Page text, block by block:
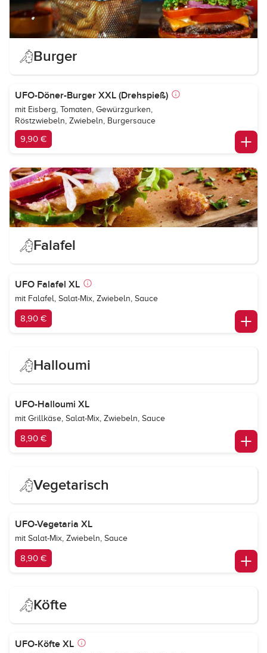
Burger
UFO-Döner-Burger XXL (Drehspieß)
mit Eisberg, Tomaten, Gewürzgurken,
Röstzwiebeln, Zwiebeln, Burgersauce
9,90 €
Falafel
UFO Falafel XL
mit Falafel, Salat-Mix, Zwiebeln, Sauce
8,90 €
Halloumi
UFO-Halloumi XL
mit Grillkäse, Salat-Mix, Zwiebeln, Sauce
8,90 €
Vegetarisch
UFO-Vegetaria XL
mit Salat-Mix, Zwiebeln, Sauce
8,90 €
Köfte
UFO-Köfte XL